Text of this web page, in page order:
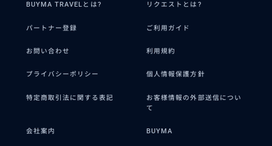
BUYMA TRAVELとは? リクエストとは?
パートナー登録 ご利用ガイド
お問い合わせ 利用規約
プライバシーポリシー 個人情報保護方針
特定商取引法に関する表記
お客様情報の外部送信につい
て
会社案内 BUYMA